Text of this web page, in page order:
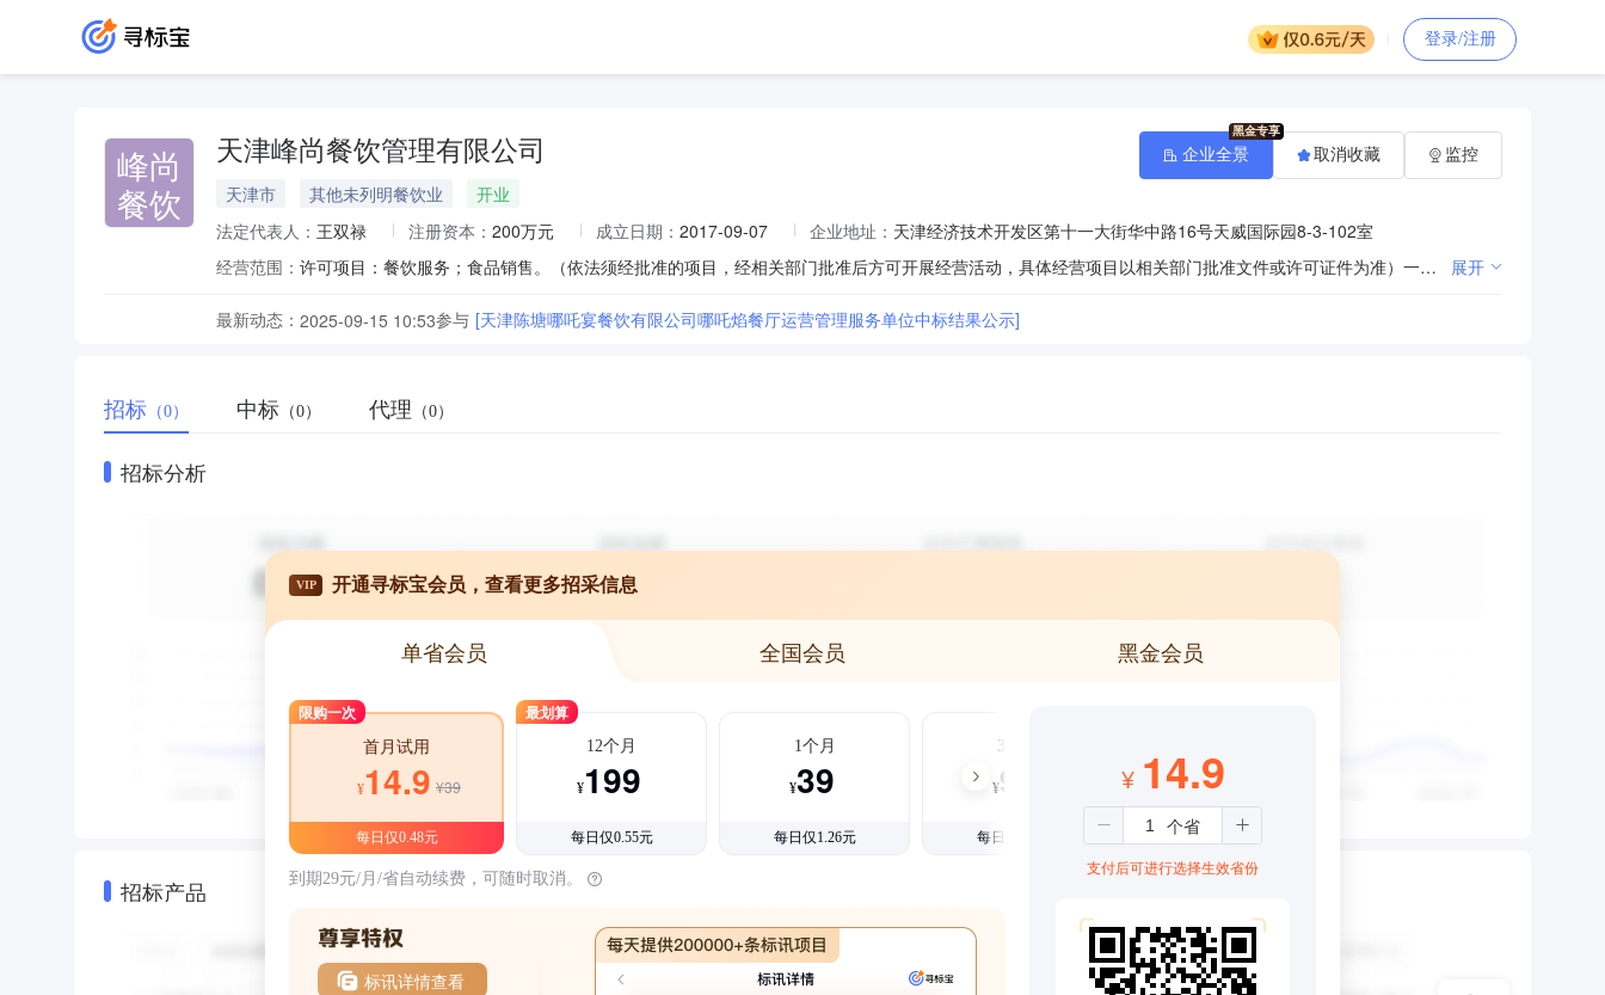
登录/注册
峰尚
餐饮
天津峰尚餐饮管理有限公司
天津市 其他未列明餐饮业
开业
法定代表人： 王双禄 注册资本： 200万元 成立日期： 2017-09-07 企业地址： 天津经济技术开发区第十一大街华中路16号天威国际园8-3-102室
经营范围：
许可项目：餐饮服务；食品销售。（依法须经批准的项目，经相关部门批准后方可开展经营活动，具体经营项目以相关部门批准文件或许可证件为准）一般项目：餐饮管理；食用农产品批发；食用农产品零售；新鲜蔬菜批发；新鲜蔬菜零售；新鲜水果批发；新鲜水果零售；鲜肉批发；鲜肉零售；鲜蛋批发；鲜蛋零售；厨具卫具及日用杂品批发；厨具卫具及日用杂品零售；劳务服务（不含劳务派遣）；办公用品销售。（除依法须经批准的项目外，凭营业执照依法自主开展经营活动） 展开
最新动态： 2025-09-15 10:53参与 [天津陈塘哪吒宴餐饮有限公司哪吒焰餐厅运营管理服务单位中标结果公示]
企业全景 取消收藏 监控
招标 （0） 中标 （0） 代理 （0）
招标分析
招标产品
VIP 开通寻标宝会员，查看更多招采信息
单省会员 全国会员 黑金会员
限购一次
首月试用
¥14.9 ¥39
每日仅0.48元
最划算
12个月
¥199
每日仅0.55元
1个月
¥39
每日仅1.26元
3个月
¥99
每日仅1.08元
到期29元/月/省自动续费，可随时取消。
标讯详情查看
¥ 14.9
支付后可进行选择生效省份